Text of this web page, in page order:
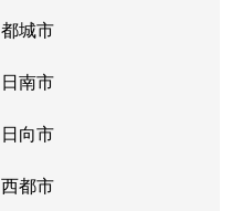
都城市
日南市
日向市
西都市